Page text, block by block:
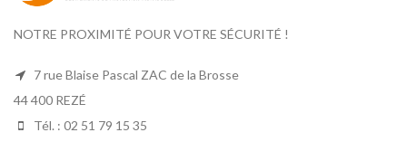
NOTRE PROXIMITÉ POUR VOTRE SÉCURITÉ !
7 rue Blaise Pascal ZAC de la Brosse
44 400 REZÉ
Tél. : 02 51 79 15 35